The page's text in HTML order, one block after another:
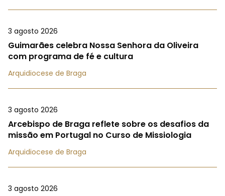
3 agosto 2026
Guimarães celebra Nossa Senhora da Oliveira
com programa de fé e cultura
Arquidiocese de Braga
3 agosto 2026
Arcebispo de Braga reflete sobre os desafios da
missão em Portugal no Curso de Missiologia
Arquidiocese de Braga
3 agosto 2026